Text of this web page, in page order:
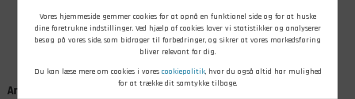
Vores hjemmeside gemmer cookies for at opnå en funktionel side og for at huske
dine foretrukne indstillinger. Ved hjælp af cookies laver vi statistikker og analyserer
besøg på vores side, som bidrager til forbedringer, og sikrer at vores markedsføring
bliver relevant for dig.
Du kan læse mere om cookies i vores cookiepolitik, hvor du også altid har mulighed
for at trække dit samtykke tilbage.
Carne, 2160
Kcal, 6
portioner
På lager - Køb nu På lager - Køb nu På lager - Køb nu
Andre kunder købte også